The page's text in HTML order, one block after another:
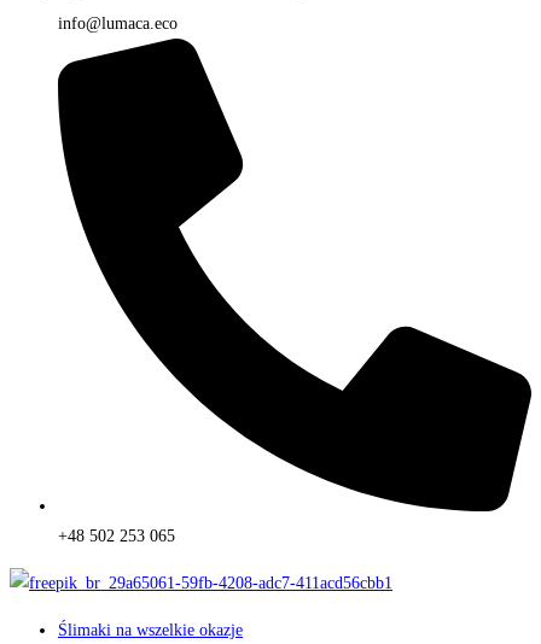
info@lumaca.eco
+48 502 253 065
Ślimaki na wszelkie okazje